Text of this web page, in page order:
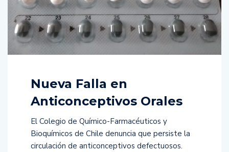
Nueva Falla en
Anticonceptivos Orales
El Colegio de Químico-Farmacéuticos y
Bioquímicos de Chile denuncia que persiste la
circulación de anticonceptivos defectuosos.